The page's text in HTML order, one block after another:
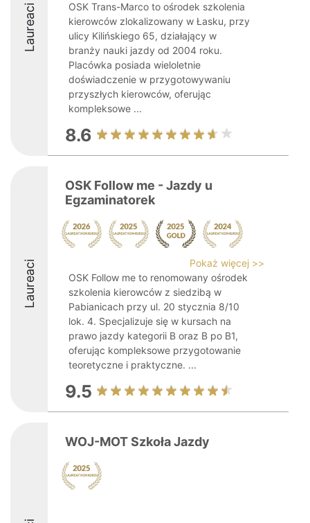
Laureaci
OSK Trans-Marco to ośrodek szkolenia
kierowców zlokalizowany w Łasku, przy
ulicy Kilińskiego 65, działający w
branży nauki jazdy od 2004 roku.
Placówka posiada wieloletnie
doświadczenie w przygotowywaniu
przyszłych kierowców, oferując
kompleksowe ...
8.6
Laureaci
OSK Follow me - Jazdy u
Egzaminatorek
Pokaż więcej >>
OSK Follow me to renomowany ośrodek
szkolenia kierowców z siedzibą w
Pabianicach przy ul. 20 stycznia 8/10
lok. 4. Specjalizuje się w kursach na
prawo jazdy kategorii B oraz B po B1,
oferując kompleksowe przygotowanie
teoretyczne i praktyczne. ...
9.5
WOJ-MOT Szkoła Jazdy